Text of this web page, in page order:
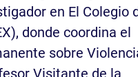
en El Colegio
donde coordina el
sobre
Visitante de la